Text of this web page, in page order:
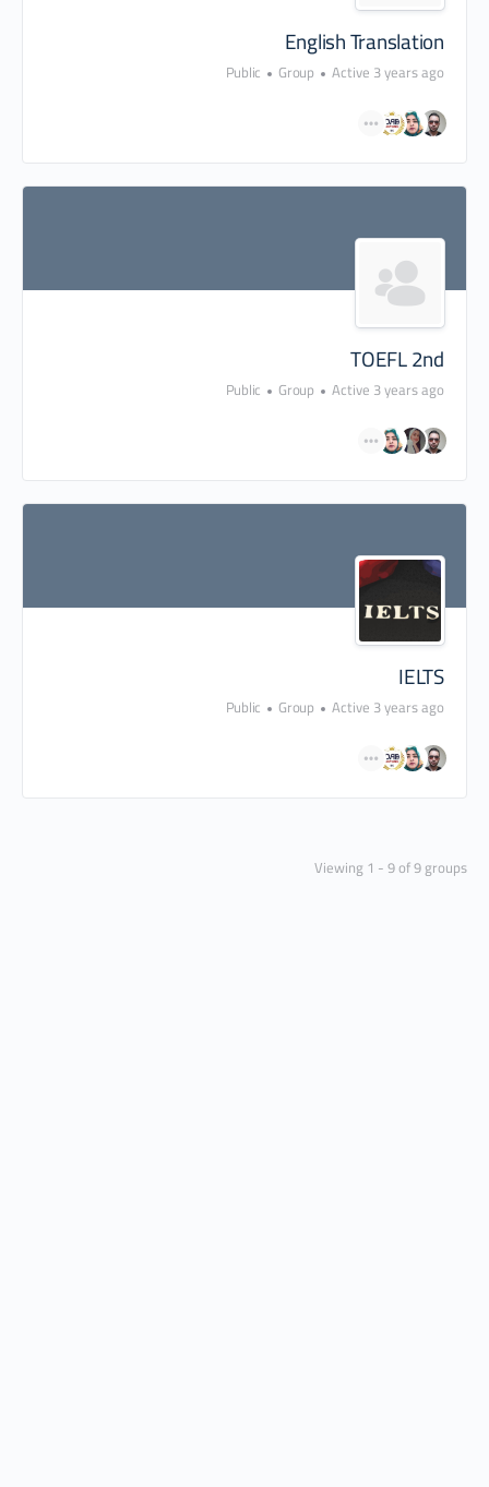
English Translation
Public Group Active 3 years ago
TOEFL 2nd
Public Group Active 3 years ago
IELTS
Public Group Active 3 years ago
Viewing 1 - 9 of 9 groups